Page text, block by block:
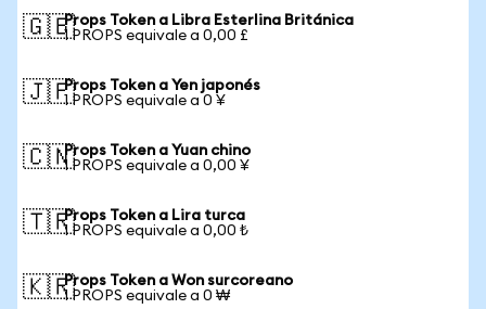
🇬🇧Props Token a Libra Esterlina Británica
1 PROPS equivale a 0,00 £
🇯🇵Props Token a Yen japonés
1 PROPS equivale a 0 ¥
🇨🇳Props Token a Yuan chino
1 PROPS equivale a 0,00 ¥
🇹🇷Props Token a Lira turca
1 PROPS equivale a 0,00 ₺
🇰🇷Props Token a Won surcoreano
1 PROPS equivale a 0 ₩